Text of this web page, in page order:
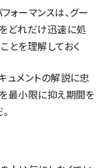
ォーマンスは、グー
どれだけ迅速に処
とを理解しておく
ュメントの解説に忠
最小限に抑え期間を